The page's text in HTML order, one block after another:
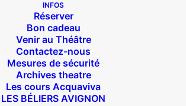
INFOS
Réserver
Bon cadeau
Venir au Théâtre
Contactez-nous
Mesures de sécurité
Archives theatre
Les cours Acquaviva
LES BÉLIERS AVIGNON